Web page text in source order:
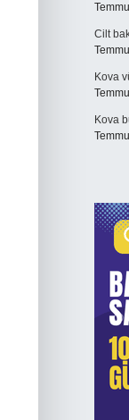
Cilt
Kova
Kova